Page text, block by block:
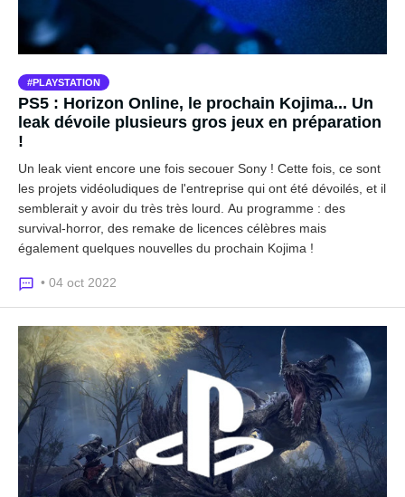
PLAYSTATION
PS5 : Horizon Online, le prochain Kojima... Un
leak dévoile plusieurs gros jeux en préparation
!
Un leak vient encore une fois secouer Sony ! Cette fois, ce sont
les projets vidéoludiques de l'entreprise qui ont été dévoilés, et il
semblerait y avoir du très très lourd. Au programme : des
survival-horror, des remake de licences célèbres mais
également quelques nouvelles du prochain Kojima !
• 04 oct 2022